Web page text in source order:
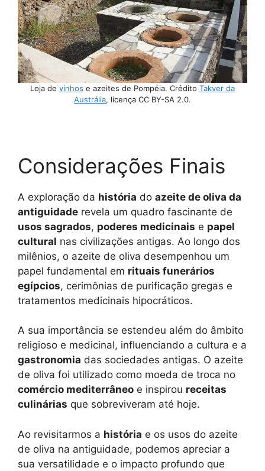
Loja de vinhos e azeites de Pompéia. Crédito Takver da
Austrália, licença CC BY-SA 2.0.
Considerações Finais
A exploração da história do azeite de oliva da
antiguidade revela um quadro fascinante de
usos sagrados, poderes medicinais e papel
cultural nas civilizações antigas. Ao longo dos
milênios, o azeite de oliva desempenhou um
papel fundamental em rituais funerários
egípcios, cerimônias de purificação gregas e
tratamentos medicinais hipocráticos.
A sua importância se estendeu além do âmbito
religioso e medicinal, influenciando a cultura e a
gastronomia das sociedades antigas. O azeite
de oliva foi utilizado como moeda de troca no
comércio mediterrâneo e inspirou receitas
culinárias que sobreviveram até hoje.
Ao revisitarmos a história e os usos do azeite
de oliva na antiguidade, podemos apreciar a
sua versatilidade e o impacto profundo que